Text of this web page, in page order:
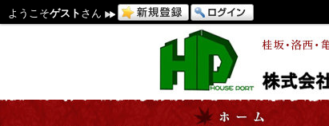
ようこそゲスト さん